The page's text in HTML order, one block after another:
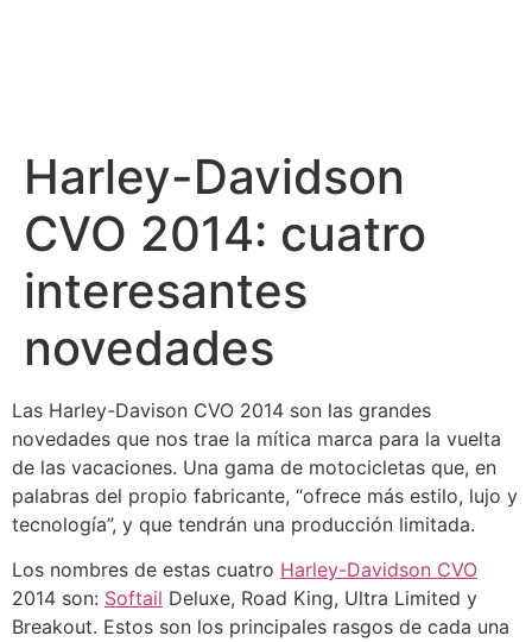
Harley-Davidson
CVO 2014: cuatro
interesantes
novedades
Las Harley-Davison CVO 2014 son las grandes
novedades que nos trae la mítica marca para la vuelta
de las vacaciones. Una gama de motocicletas que, en
palabras del propio fabricante, “ofrece más estilo, lujo y
tecnología”, y que tendrán una producción limitada.
Los nombres de estas cuatro Harley-Davidson CVO
2014 son: Softail Deluxe, Road King, Ultra Limited y
Breakout. Estos son los principales rasgos de cada una